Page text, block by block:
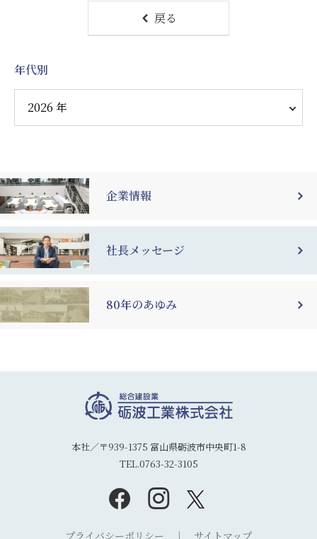
戻る
年代別
企業情報
社長メッセージ
80年のあゆみ
本社／〒939-1375 富山県砺波市中央町1-8
TEL.0763-32-3105
プライバシーポリシー サイトマップ